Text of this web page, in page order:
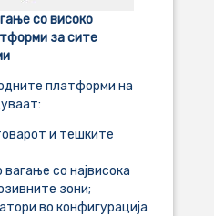
со високо
за сите
платформи на
и тешките
со највисока
зони;
во конфигурација